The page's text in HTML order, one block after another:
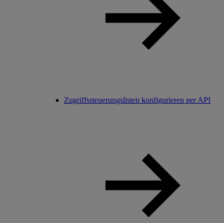
Zugriffssteuerungslisten konfigurieren per API